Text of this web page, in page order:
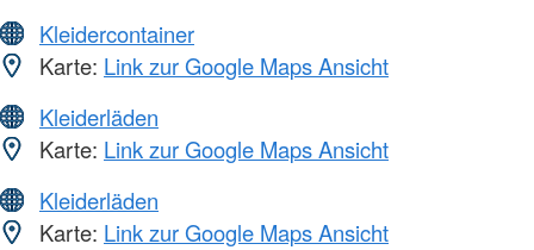
Kleidercontainer
Karte: Link zur Google Maps Ansicht
Kleiderläden
Karte: Link zur Google Maps Ansicht
Kleiderläden
Karte: Link zur Google Maps Ansicht